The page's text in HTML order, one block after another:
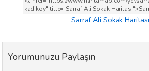
Sarraf Ali Sokak Haritası
Yorumunuzu Paylaşın